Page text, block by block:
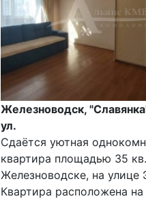
Железноводск,
ул.
Сдаётся уютная
квартира площадью 35
Железноводске, на улице
Квартира расположена